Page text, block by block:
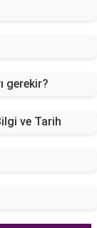
gerekir?
ve Tarih